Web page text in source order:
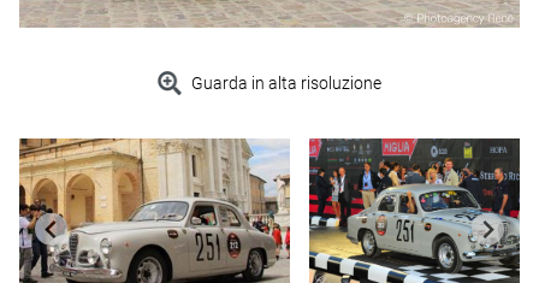
Guarda in alta risoluzione